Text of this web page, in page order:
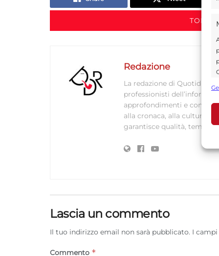
TORNA
Redazione
La redazione di
professionisti
approfondimenti e
alla cronaca, alla cultura e
garantisce qualità,
Lascia un commento
Il tuo indirizzo email non sarà pubblicato. I
Commento *